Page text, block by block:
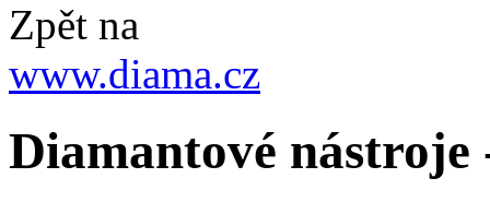
Zpět na
www.diama.cz
Diamantové